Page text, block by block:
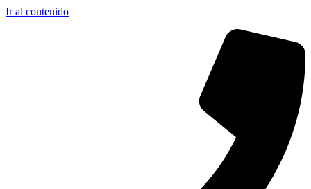
Ir al contenido